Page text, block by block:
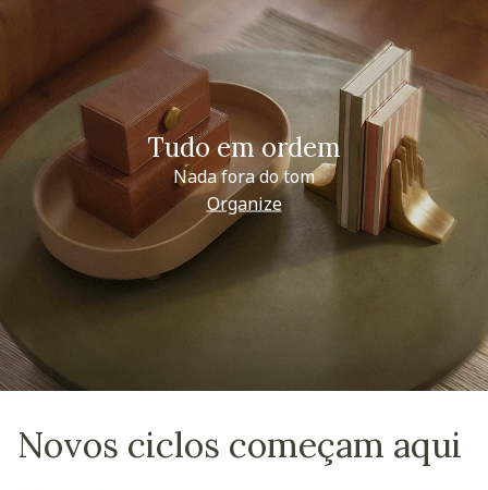
Tudo em ordem
Nada fora do tom
Organize
Novos ciclos começam aqui